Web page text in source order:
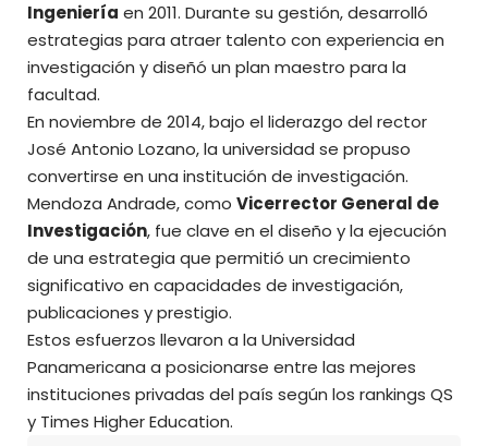
Ingeniería en 2011. Durante su gestión, desarrolló
estrategias para atraer talento con experiencia en
investigación y diseñó un plan maestro para la
facultad.
En noviembre de 2014, bajo el liderazgo del rector
José Antonio Lozano, la universidad se propuso
convertirse en una institución de investigación.
Mendoza Andrade, como Vicerrector General de
Investigación, fue clave en el diseño y la ejecución
de una estrategia que permitió un crecimiento
significativo en capacidades de investigación,
publicaciones y prestigio.
Estos esfuerzos llevaron a la Universidad
Panamericana a posicionarse entre las mejores
instituciones privadas del país según los rankings QS
y Times Higher Education.